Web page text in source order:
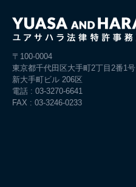
〒100-0004
東京都千代田区大手町2丁目2番1号
新大手町ビル 206区
電話 : 03-3270-6641
FAX : 03-3246-0233